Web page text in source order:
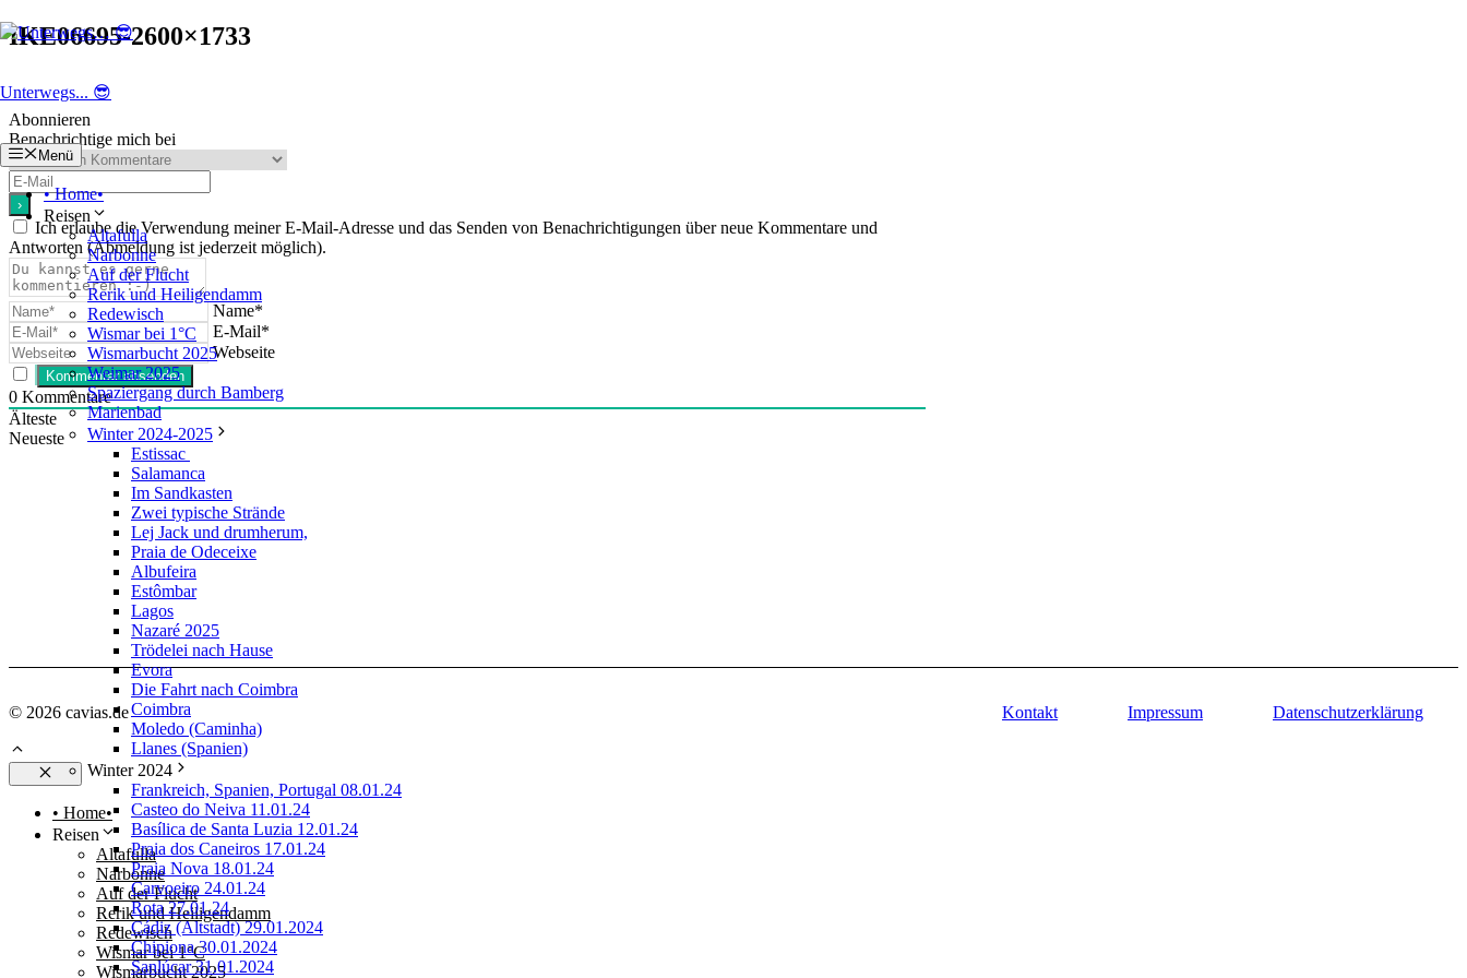
Zum
Inhalt
Unterwegs... 😎
Menü
• Home•
Reisen
Altafulla
Narbonne
Auf der Flucht
Rerik und Heiligendamm
Redewisch
Wismar bei 1°C
Wismarbucht 2025
Weimar 2025
Spaziergang durch Bamberg
Marienbad
Winter 2024-2025
Estissac
Salamanca
Im Sandkasten
Zwei typische Strände
Lej Jack und drumherum,
Praia de Odeceixe
Albufeira
Estômbar
Lagos
Nazaré 2025
Trödelei nach Hause
Evora
Die Fahrt nach Coimbra
Coimbra
Moledo (Caminha)
Llanes (Spanien)
Winter 2024
Frankreich, Spanien, Portugal 08.01.24
Casteo do Neiva 11.01.24
Basílica de Santa Luzia 12.01.24
Praia dos Caneiros 17.01.24
Praia Nova 18.01.24
Carvoeiro 24.01.24
Rota 27.01.24
Cádiz (Altstadt) 29.01.2024
Chipiona 30.01.2024
Sanlúcar 31.01.2024
IKE06695-2600×1733
Abonnieren
Benachrichtige mich bei
Ich erlaube die Verwendung meiner E-Mail-Adresse und das Senden von Benachrichtigungen über neue Kommentare und
Antworten (Abmeldung ist jederzeit möglich).
Name*
E-Mail*
Webseite
0 Kommentare
Älteste
Neueste
© 2026 cavias.de Kontakt Impressum Datenschutzerklärung
Schließen
• Home•
Reisen
Altafulla
Narbonne
Auf der Flucht
Rerik und Heiligendamm
Redewisch
Wismar bei 1°C
Wismarbucht 2025